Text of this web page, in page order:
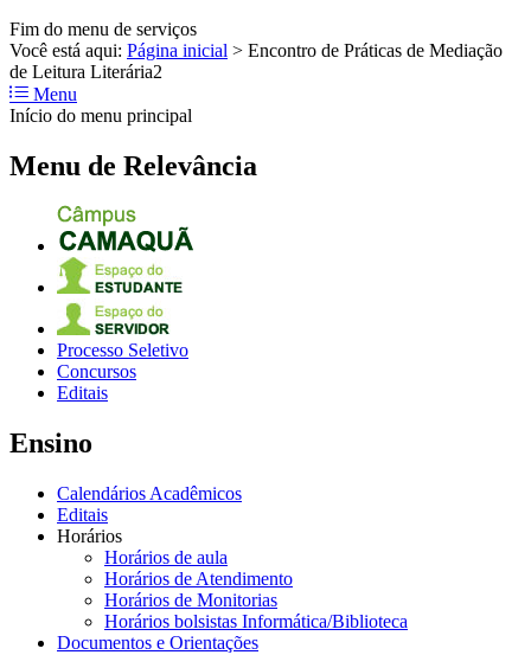
Fim do menu de serviços
Você está aqui: Página inicial > Encontro de Práticas de Mediação
de Leitura Literária2
Menu
Início do menu principal
Menu de Relevância
Processo Seletivo
Concursos
Editais
Ensino
Calendários Acadêmicos
Editais
Horários
Horários de aula
Horários de Atendimento
Horários de Monitorias
Horários bolsistas Informática/Biblioteca
Documentos e Orientações